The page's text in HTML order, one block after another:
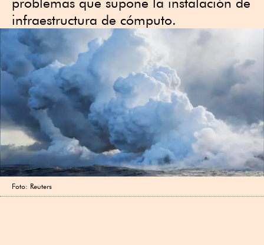
infraestructura de cómputo.
Foto: Reuters